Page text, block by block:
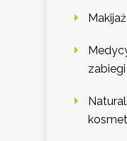
zabiegi